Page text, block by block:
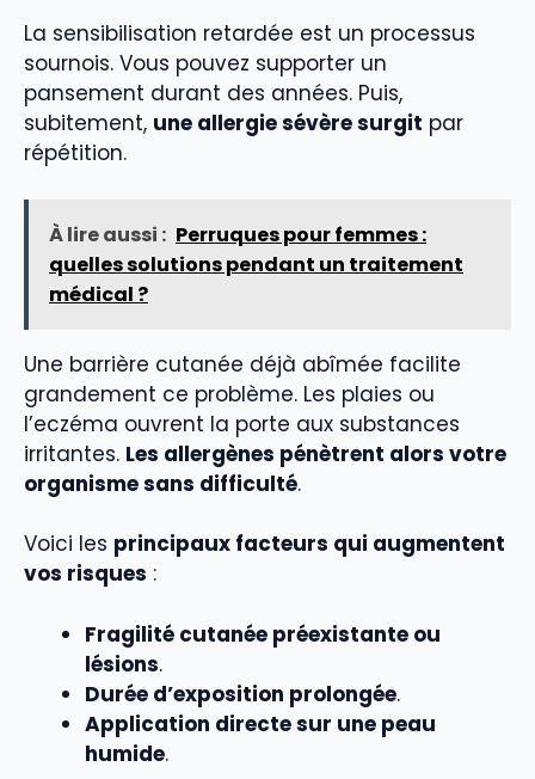
La sensibilisation retardée est un processus
sournois. Vous pouvez supporter un
pansement durant des années. Puis,
subitement, une allergie sévère surgit par
répétition.
À lire aussi : Perruques pour femmes :
quelles solutions pendant un traitement
médical ?
Une barrière cutanée déjà abîmée facilite
grandement ce problème. Les plaies ou
l’eczéma ouvrent la porte aux substances
irritantes. Les allergènes pénètrent alors votre
organisme sans difficulté.
Voici les principaux facteurs qui augmentent
vos risques :
Fragilité cutanée préexistante ou
lésions.
Durée d’exposition prolongée.
Application directe sur une peau
humide.